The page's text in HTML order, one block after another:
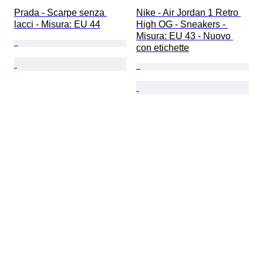
Prada - Scarpe senza
lacci - Misura: EU 44
Nike - Air Jordan 1 Retro
High OG - Sneakers -
Misura: EU 43 - Nuovo
con etichette